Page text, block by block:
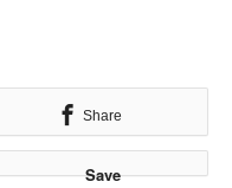
Share
Save